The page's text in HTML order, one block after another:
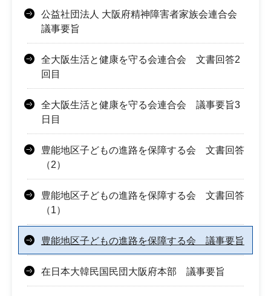
公益社団法人 大阪府精神障害者家族会連合会
議事要旨
全大阪生活と健康を守る会連合会 文書回答2
回目
全大阪生活と健康を守る会連合会 議事要旨3
日目
豊能地区子どもの進路を保障する会 文書回答
（2）
豊能地区子どもの進路を保障する会 文書回答
（1）
豊能地区子どもの進路を保障する会 議事要旨
在日本大韓民国民団大阪府本部 議事要旨